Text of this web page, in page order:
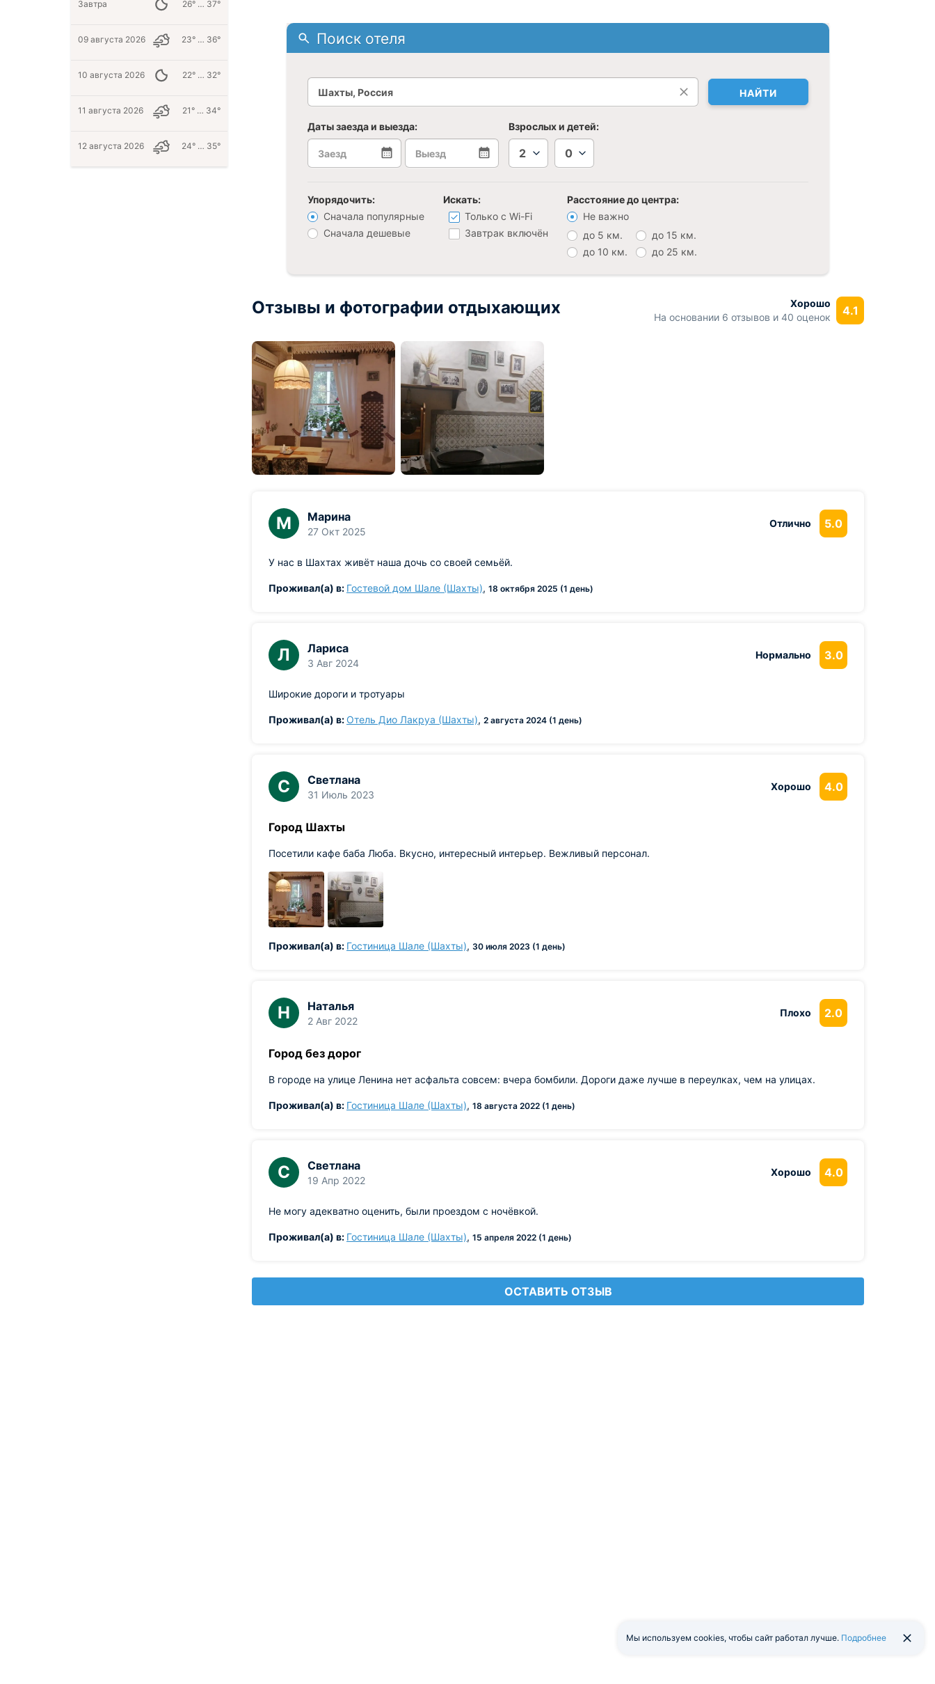
Поиск отеля
НАЙТИ
Даты заезда и выезда: Взрослых и детей:
2 0
Упорядочить:
Сначала популярные
Сначала дешевые
Искать:
Только с Wi-Fi
Завтрак включён
Расстояние до центра:
Не важно
до 5 км.
до 10 км.
до 15 км.
до 25 км.
Отзывы и фотографии отдыхающих
Хорошо
На основании 6 отзывов и 40 оценок
4.1
М Марина
27 Окт 2025
Отлично 5.0
У нас в Шахтах живёт наша дочь со своей семьёй.
Проживал(а) в: Гостевой дом Шале (Шахты), 18 октября 2025 (1 день)
Л Лариса
3 Авг 2024
Нормально 3.0
Широкие дороги и тротуары
Проживал(а) в: Отель Дио Лакруа (Шахты), 2 августа 2024 (1 день)
С Светлана
31 Июль 2023
Хорошо 4.0
Город Шахты
Посетили кафе баба Люба. Вкусно, интересный интерьер. Вежливый персонал.
Проживал(а) в: Гостиница Шале (Шахты), 30 июля 2023 (1 день)
Н Наталья
2 Авг 2022
Плохо 2.0
Город без дорог
В городе на улице Ленина нет асфальта совсем: вчера бомбили. Дороги даже лучше в переулках, чем на улицах.
Проживал(а) в: Гостиница Шале (Шахты), 18 августа 2022 (1 день)
С Светлана
19 Апр 2022
Хорошо 4.0
Не могу адекватно оценить, были проездом с ночёвкой.
Проживал(а) в: Гостиница Шале (Шахты), 15 апреля 2022 (1 день)
ОСТАВИТЬ ОТЗЫВ
Завтра 26° … 37°
09 августа 2026 23° … 36°
10 августа 2026 22° … 32°
11 августа 2026 21° … 34°
12 августа 2026 24° … 35°
Мы используем cookies, чтобы сайт работал лучше. Подробнее